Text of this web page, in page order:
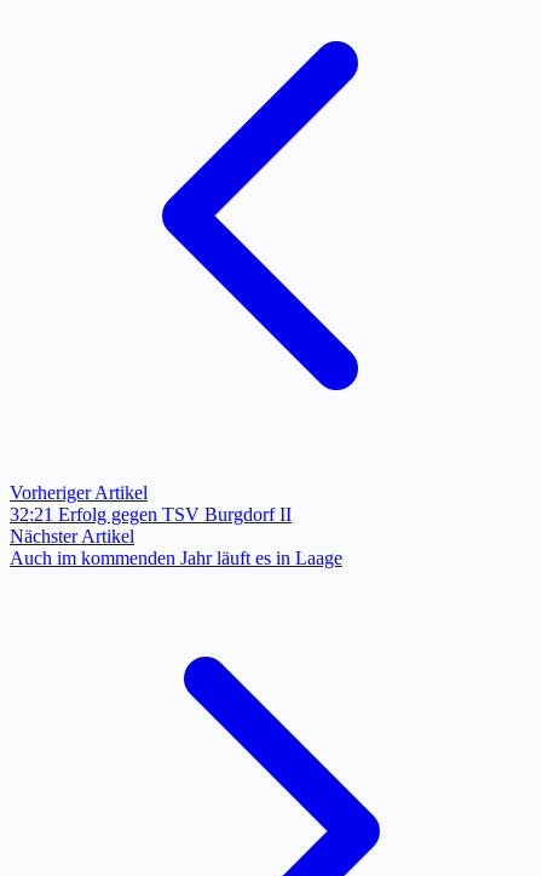
Vorheriger Artikel
32:21 Erfolg gegen TSV Burgdorf II
Nächster Artikel
Auch im kommenden Jahr läuft es in Laage